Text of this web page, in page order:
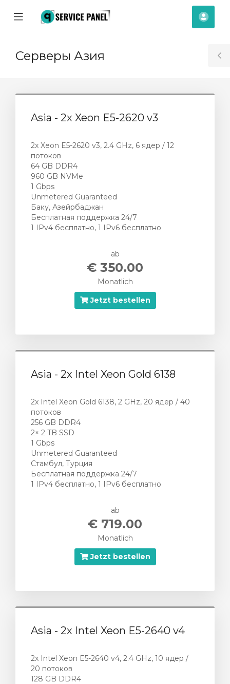
Mobile
Серверы Азия
Asia - 2x Xeon E5-2620 v3
2x Xeon E5-2620 v3, 2.4 GHz, 6 ядер / 12
потоков
64 GB DDR4
960 GB NVMe
1 Gbps
Unmetered Guaranteed
Баку, Азейрбаджан
Бесплатная поддержка 24/7
1 IPv4 бесплатно, 1 IPv6 бесплатно
ab
€ 350.00
Monatlich
Jetzt bestellen
Asia - 2x Intel Xeon Gold 6138
2x Intel Xeon Gold 6138, 2 GHz, 20 ядер / 40
потоков
256 GB DDR4
2× 2 TB SSD
1 Gbps
Unmetered Guaranteed
Стамбул, Турция
Бесплатная поддержка 24/7
1 IPv4 бесплатно, 1 IPv6 бесплатно
ab
€ 719.00
Monatlich
Jetzt bestellen
Asia - 2х Intel Xeon E5-2640 v4
2х Intel Xeon E5-2640 v4, 2.4 GHz, 10 ядер /
20 потоков
128 GB DDR4